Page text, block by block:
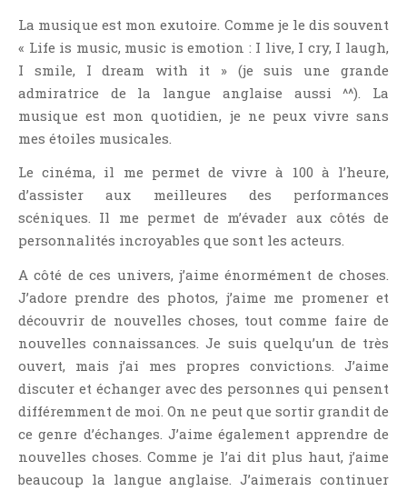
Bande Dessinée
Bilan
Biographie Et Autobiographie
Biographie Fictionnelle
Bit-Lit
C'est Lundi, Que Lisez-Vous ?
Chick-Lit
Comédie
Concours
Contemporain
Coup De Coeur
Critiques Express
Dark Erotica
La musique est mon exutoire. Comme je le dis souvent
« Life is music, music is emotion : I live, I cry, I laugh,
I smile, I dream with it » (je suis une grande
admiratrice de la langue anglaise aussi ^^). La
musique est mon quotidien, je ne peux vivre sans
mes étoiles musicales.
Le cinéma, il me permet de vivre à 100 à l’heure,
d’assister aux meilleures des performances
scéniques. Il me permet de m’évader aux côtés de
personnalités incroyables que sont les acteurs.
A côté de ces univers, j’aime énormément de choses.
J’adore prendre des photos, j’aime me promener et
découvrir de nouvelles choses, tout comme faire de
nouvelles connaissances. Je suis quelqu’un de très
ouvert, mais j’ai mes propres convictions. J’aime
discuter et échanger avec des personnes qui pensent
différemment de moi. On ne peut que sortir grandit de
ce genre d’échanges. J’aime également apprendre de
nouvelles choses. Comme je l’ai dit plus haut, j’aime
beaucoup la langue anglaise. J’aimerais continuer